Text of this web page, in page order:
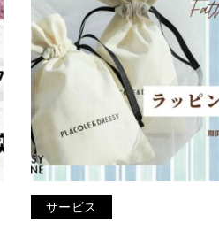
サービス